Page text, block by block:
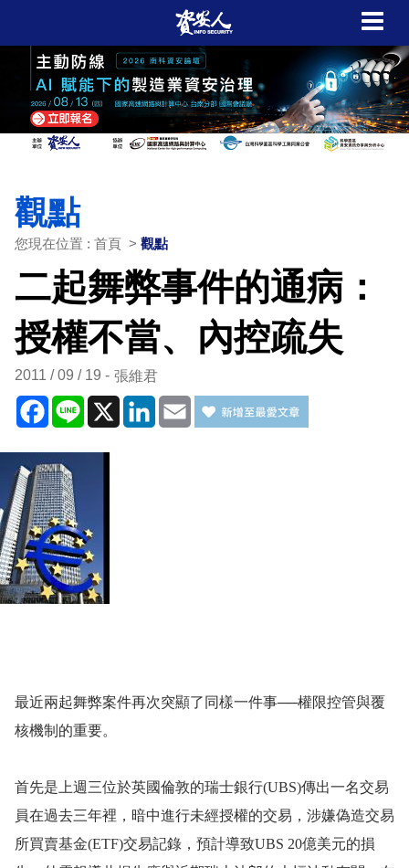
觀點
您現在位置 : 首頁 > 觀點
二起舞弊事件的通病：
授權不當、內控疏失
2011 / 09 / 19 張維君
Facebook
Line X LinkedIn
Email
最近兩起舞弊案件再次突顯了同樣一件事──權限控管與覆
核機制的重要。
首先是上週三位於英國倫敦的瑞士銀行(UBS)傳出一名交易
員在過去三年裡，暗中進行未經授權的交易，涉嫌偽造交易
所買賣基金(ETF)交易記錄，預計導致UBS 20億美元的損